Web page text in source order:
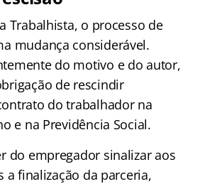
Trabalhista, o processo de
mudança considerável.
do motivo e do autor,
de rescindir
do trabalhador na
e na Previdência Social.
do empregador sinalizar aos
a finalização da parceria,